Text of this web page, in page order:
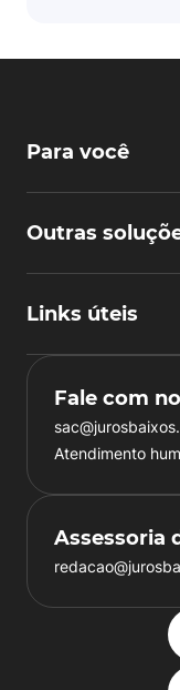
Para você
Outras
Links úteis
Fale com
Atendimento
Assessoria